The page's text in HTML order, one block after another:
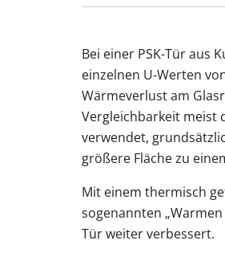
Bei einer PSK-Tür aus
einzelnen U-Werten
Wärmeverlust am
Vergleichbarkeit meist
verwendet,
größere Fläche zu
Mit einem thermisch
sogenannten
Tür weiter verbessert.